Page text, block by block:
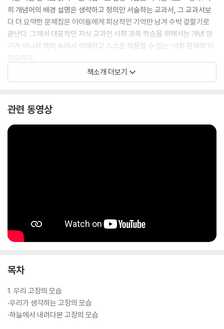
히 개념어의 배경 설명은 생략하고 정의만 서술하는 교과서, 그 교과서보
다 더 요약한 문제집은 아이들에게 피상적인 기억만 남겨 수박 겉핥기로
끝난다. 그래서 대표적인 지식 교과인 사회 과목 학습을 위해서는 개념 암
기가 아니라 맥락 속에서 이해하고 스스로 적용할 수 있는 ‘사회 문해력’이
필요하다.
『초등 사회 진짜 문해력』은 새로 도입되는 초등 사회 검정 교과서를 분석
대로 이해하기 위해서는 다소 시간이 걸리더라도 책을 읽으며 개념어와 배
는 힘이 아니라 글을 읽고 그 의도나 맥락을 이해하여 내 삶과 연결시킬 수
책소개 더보기
관련 동영상
목차
1. 우리 고장의 모습
·우리가 생각하는 고장의 모습
·하늘에서 내려다본 고장의 모습